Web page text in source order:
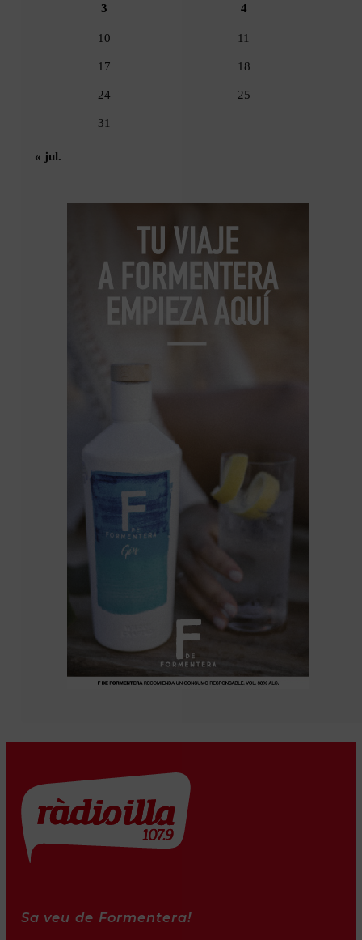
3 4
10 11
17 18
24 25
31
« jul.
Sa veu de Formentera!